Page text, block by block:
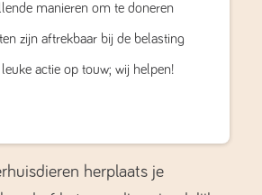
manieren om te doneren
zijn aftrekbaar bij de belasting
actie op touw; wij helpen!
herplaats je